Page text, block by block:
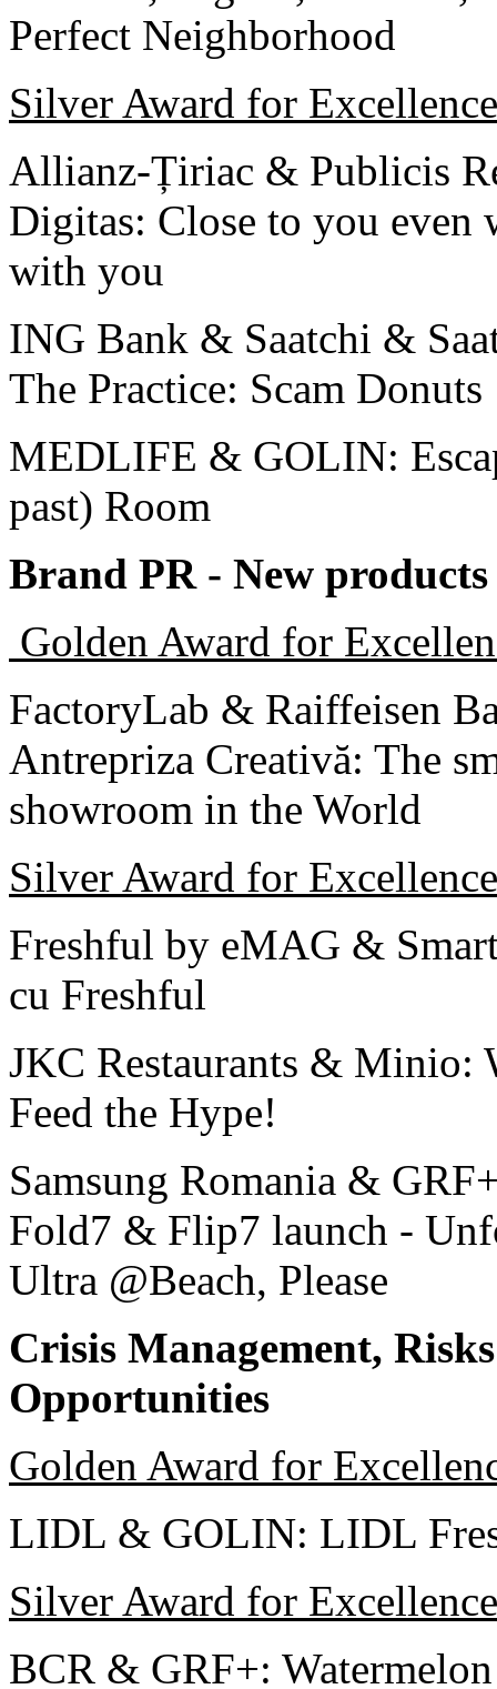
Perfect Neighborhood
Silver Award for Excellence
Allianz-Țiriac & Publicis
Digitas: Close to you even
with you
ING Bank & Saatchi &
The Practice: Scam Donuts
MEDLIFE & GOLIN:
past) Room
Brand PR - New products
Golden Award for
FactoryLab & Raiffeisen
Antrepriza Creativă: The
showroom in the World
Silver Award for Excellence
Freshful by eMAG &
cu Freshful
JKC Restaurants & Minio:
Feed the Hype!
Samsung Romania &
Fold7 & Flip7 launch -
Ultra @Beach, Please
Crisis Management,
Opportunities
Golden Award for
LIDL & GOLIN: LIDL
Silver Award for Excellence
BCR & GRF+: